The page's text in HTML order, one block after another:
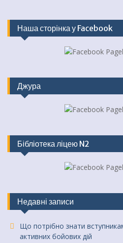
Наша сторінка у Facebook
Джура
Бібліотека ліцею N2
Недавні записи
Що потрібно знати
активних бойових дій